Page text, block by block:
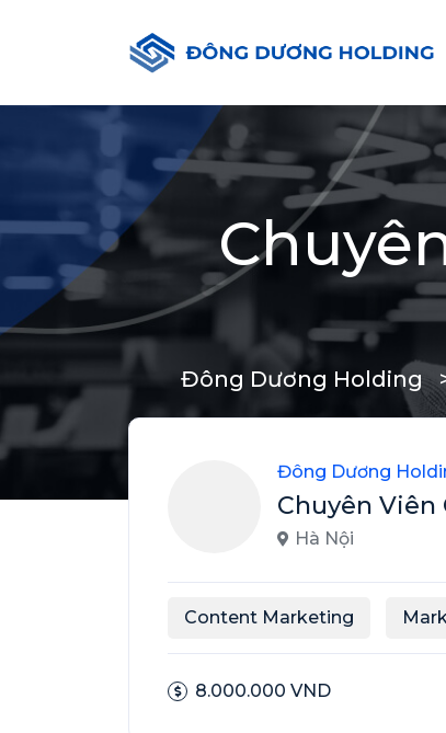
Đông Dương Holding
Đông Dương
Chuyên Viên
Hà Nội
Content Marketing
8.000.000 VND